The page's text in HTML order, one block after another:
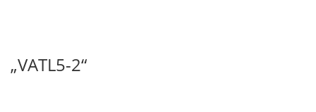
„VATL5-2“